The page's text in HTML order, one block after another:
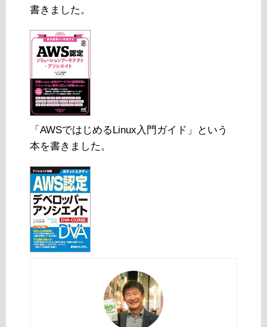
書きました。
「AWSではじめるLinux入門ガイド」という
本を書きました。